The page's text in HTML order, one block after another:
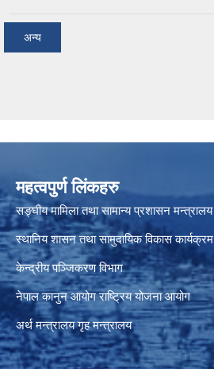
अन्य
महत्वपुर्ण लिंकहरु
सङ्घीय मामिला तथा सामान्य प्रशासन मन्त्रालय
स्थानिय शासन तथा सामुदायिक विकास कार्यक्रम
केन्द्रीय पञ्जिकरण विभाग
नेपाल कानुन आयोग राष्ट्रिय योजना आयोग
अर्थ मन्त्रालय गृह मन्त्रालय